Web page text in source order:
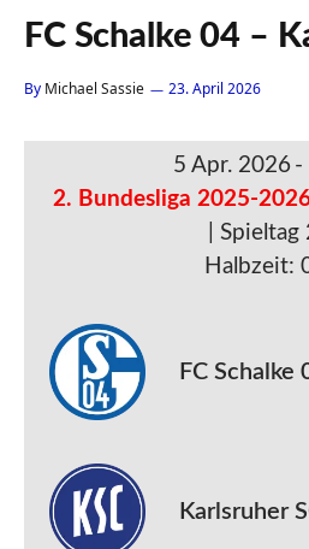
FC Schalke 04 –
By Michael Sassie 23. April 2026
5 Apr. 2026 -
2. Bundesliga 2025-
| Spieltag
Halbzeit:
FC Schalke
Karlsruher